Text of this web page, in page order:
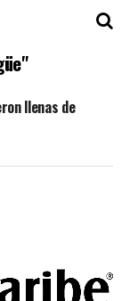
llenas de